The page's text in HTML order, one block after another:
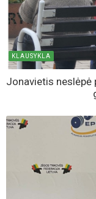
KLAUSYKLA
Jonavietis neslėpė